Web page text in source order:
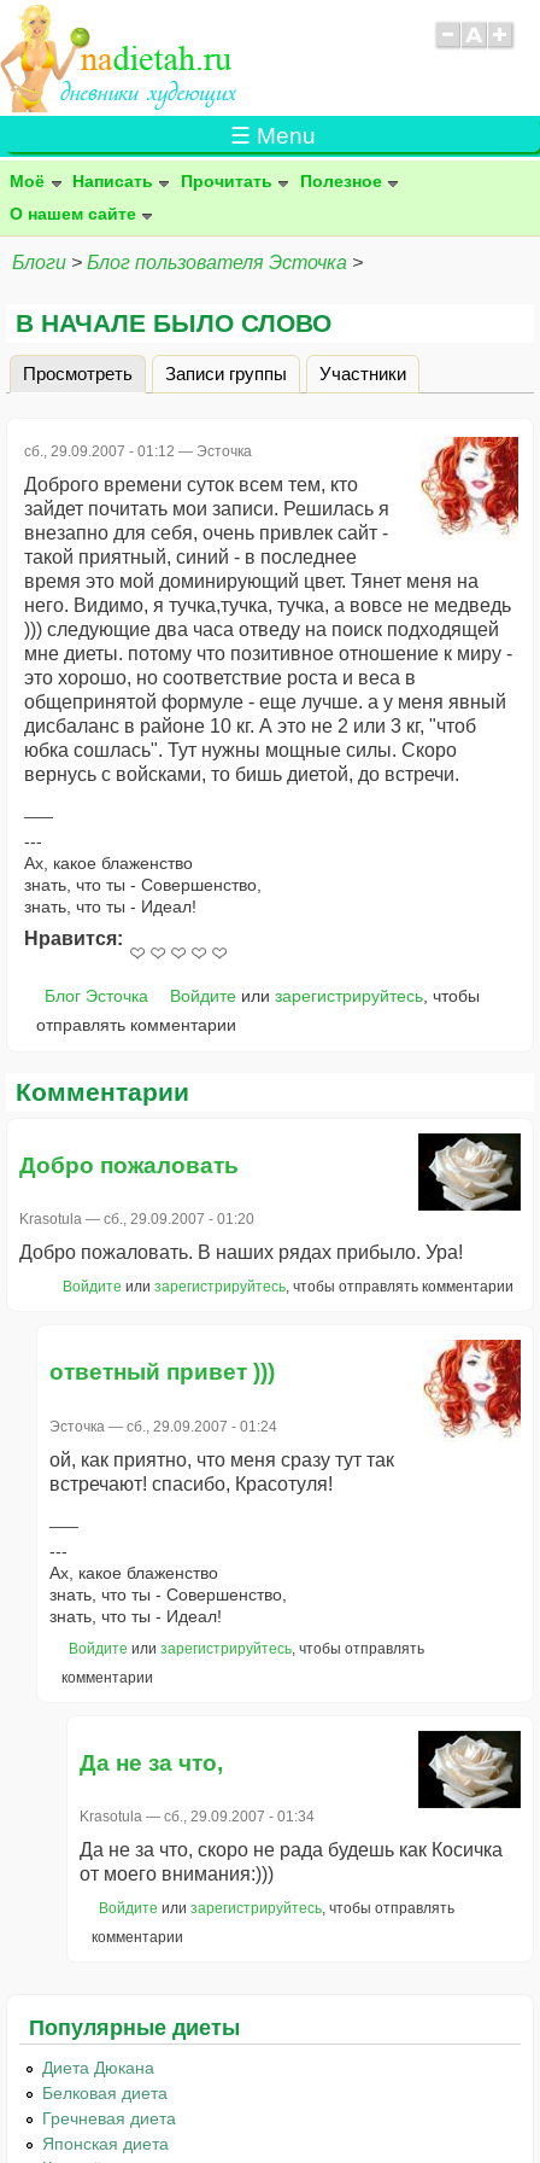
☰ Menu
Моё Написать Прочитать
Полезное
О нашем сайте
Блоги > Блог пользователя Эсточка >
В НАЧАЛЕ БЫЛО СЛОВО
Главные вкладки
Просмотреть (активная вкладка)
Записи группы Участники
сб., 29.09.2007 - 01:12 — Эсточка
Доброго времени суток всем тем, кто
зайдет почитать мои записи. Решилась я
внезапно для себя, очень привлек сайт -
такой приятный, синий - в последнее
время это мой доминирующий цвет. Тянет меня на
него. Видимо, я тучка,тучка, тучка, а вовсе не медведь
))) следующие два часа отведу на поиск подходящей
мне диеты. потому что позитивное отношение к миру -
это хорошо, но соответствие роста и веса в
общепринятой формуле - еще лучше. а у меня явный
дисбаланс в районе 10 кг. А это не 2 или 3 кг, "чтоб
юбка сошлась". Тут нужны мощные силы. Скоро
вернусь с войсками, то бишь диетой, до встречи.
---
Ах, какое блаженство
знать, что ты - Совершенство,
знать, что ты - Идеал!
Нравится:
Блог Эсточка Войдитеили зарегистрируйтесь, чтобы
отправлять комментарии
Комментарии
Добро пожаловать
Krasotula — сб., 29.09.2007 - 01:20
Добро пожаловать. В наших рядах прибыло. Ура!
Войдите или зарегистрируйтесь, чтобы отправлять комментарии
ответный привет )))
Эсточка — сб., 29.09.2007 - 01:24
ой, как приятно, что меня сразу тут так
встречают! спасибо, Красотуля!
---
Ах, какое блаженство
знать, что ты - Совершенство,
знать, что ты - Идеал!
Войдите или зарегистрируйтесь , чтобы отправлять
комментарии
Да не за что,
Krasotula — сб., 29.09.2007 - 01:34
Да не за что, скоро не рада будешь как Косичка
от моего внимания:)))
Войдите или зарегистрируйтесь, чтобы отправлять
комментарии
Популярные диеты
Диета Дюкана
Белковая диета
Гречневая диета
Японская диета